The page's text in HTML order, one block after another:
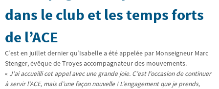
dans le club et les temps forts
de l’ACE
C’est en juillet dernier qu’Isabelle a été appelée par Monseigneur Marc
Stenger, évêque de Troyes accompagnateur des mouvements.
« J’ai accueilli cet appel avec une grande joie. C’est l’occasion de continuer
à servir l’ACE, mais d’une façon nouvelle ! L’engagement que je prends,